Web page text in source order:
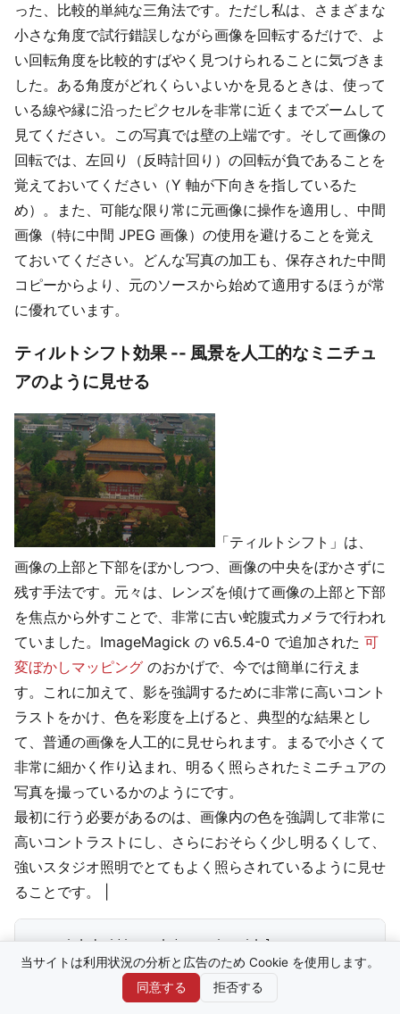
った、比較的単純な三角法です。ただし私は、さまざまな
小さな角度で試行錯誤しながら画像を回転するだけで、よ
い回転角度を比較的すばやく見つけられることに気づきま
した。ある角度がどれくらいよいかを見るときは、使って
いる線や縁に沿ったピクセルを非常に近くまでズームして
見てください。この写真では壁の上端です。そして画像の
回転では、左回り（反時計回り）の回転が負であることを
覚えておいてください（Y 軸が下向きを指しているた
め）。また、可能な限り常に元画像に操作を適用し、中間
画像（特に中間 JPEG 画像）の使用を避けることを覚え
ておいてください。どんな写真の加工も、保存された中間
コピーからより、元のソースから始めて適用するほうが常
に優れています。
ティルトシフト効果 -- 風景を人工的なミニチュ
アのように見せる
「ティルトシフト」は、
画像の上部と下部をぼかしつつ、画像の中央をぼかさずに
残す手法です。元々は、レンズを傾けて画像の上部と下部
を焦点から外すことで、非常に古い蛇腹式カメラで行われ
ていました。ImageMagick の v6.5.4-0 で追加された 可
変ぼかしマッピング のおかげで、今では簡単に行えま
す。これに加えて、影を強調するために非常に高いコント
ラストをかけ、色を彩度を上げると、典型的な結果とし
て、普通の画像を人工的に見せられます。まるで小さくて
非常に細かく作り込まれ、明るく照らされたミニチュアの
写真を撮っているかのようにです。
最初に行う必要があるのは、画像内の色を強調して非常に
高いコントラストにし、さらにおそらく少し明るくして、
強いスタジオ照明でとてもよく照らされているように見せ
ることです。 |
当サイトは利用状況の分析と広告のため Cookie を使用します。
同意する 拒否する